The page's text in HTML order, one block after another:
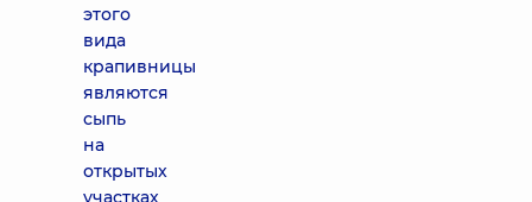
этого
вида
крапивницы
являются
сыпь
на
открытых
участках